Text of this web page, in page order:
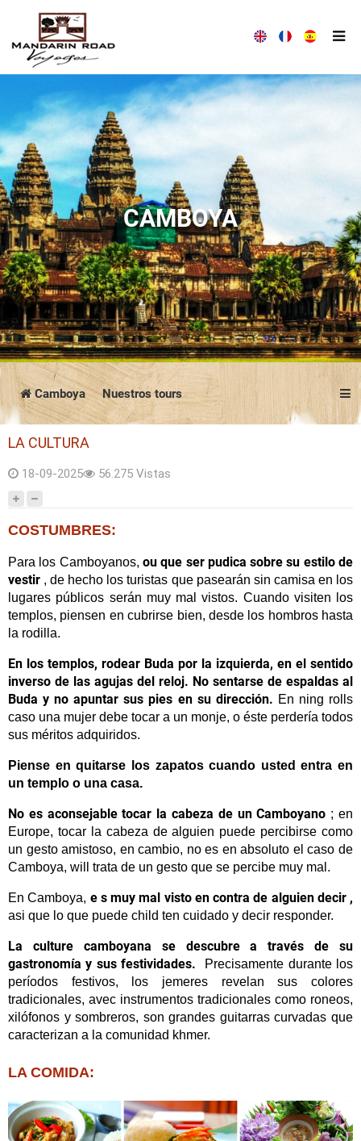
LA CASA MANDARIN ROAD VOYAGES
Presentación de la empresa NUESTRO EQUIPO
¡CON MANDARIN ROAD VOYAGES, VIAJES DIFERENTEMENTE!
Vietnam Camboya
TODAS LAS NOTICIAS MANDARIN ROAD VOYAGES
Las noticias Nuestros artículos de viaje
MANDARIN ROAD VOYAGES SIEMPRE EN TU ESCUCHAR
Preguntas frecuentes Contáctenos
CAMBOYA
Camboya Nuestros tours
Descarga el folleto completo
LA CULTURA
18-09-2025 56.275 Vistas
COSTUMBRES:
Para los Camboyanos, ou que ser pudica sobre su estilo de
vestir , de hecho los turistas que pasearán sin camisa en los
lugares públicos serán muy mal vistos. Cuando visiten los
templos, piensen en cubrirse bien, desde los hombros hasta
la rodilla.
En los templos, rodear Buda por la izquierda, en el sentido
inverso de las agujas del reloj. No sentarse de espaldas al
Buda y no apuntar sus pies en su dirección. En ning rolls
caso una mujer debe tocar a un monje, o éste perdería todos
sus méritos adquiridos.
Piense en quitarse los zapatos cuando usted entra en
un templo o una casa.
No es aconsejable tocar la cabeza de un Camboyano ;en
Europe, tocar la cabeza de alguien puede percibirse como
un gesto amistoso, en cambio, no es en absoluto el caso de
Camboya, will trata de un gesto que se percibe muy mal.
En Camboya, e s muy mal visto en contra de alguien decir ,
asi que lo que puede child ten cuidado y decir responder.
La culture camboyana se descubre a través de su
gastronomía y sus festividades.
Precisamente durante los
períodos festivos, los jemeres revelan sus colores
tradicionales, avec instrumentos tradicionales como roneos,
xilófonos y sombreros, son grandes guitarras curvadas que
caracterizan a la comunidad khmer.
LA COMIDA: